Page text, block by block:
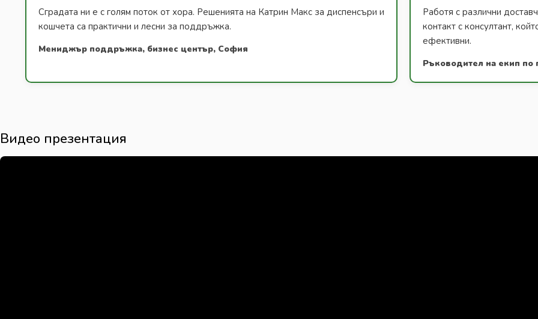
Сградата ни е с голям поток от хора. Решенията на Катрин Макс за диспенсъри и
кошчета са практични и лесни за поддръжка.
Мениджър поддръжка, бизнес център, София
Работя с различни
контакт с консултант,
ефективни.
Ръководител на екип по
Видео презентация